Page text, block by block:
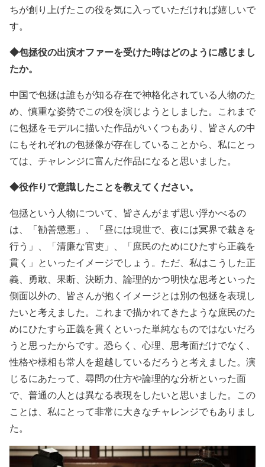
ちが創り上げたこの役を気に入っていただければ嬉しいで
す。
◆包拯役の出演オファーを受けた時はどのように感じまし
たか。
中国で包拯は誰もが知る存在で神格化されている人物のた
め、慎重な姿勢でこの役を演じようとしました。これまで
に包拯をモデルに描いた作品がいくつもあり、皆さんの中
にもそれぞれの包拯像が存在していることから、私にとっ
ては、チャレンジに富んだ作品になると思いました。
◆役作りで意識したことを教えてください。
包拯という人物について、皆さんがまず思い浮かべるの
は、「勧善懲悪」、「昼には現世で、夜には冥界で裁きを
行う」、「清廉な官吏」、「庶民のためにひたすら正義を
貫く」といったイメージでしょう。ただ、私はこうした正
義、勇敢、果断、決断力、論理的かつ明快な思考といった
側面以外の、皆さんが抱くイメージとは別の包拯を表現し
たいと考えました。これまで描かれてきたような庶民のた
めにひたすら正義を貫くといった単純なものではないだろ
うと思ったからです。恐らく、心理、思考面だけでなく、
性格や様相も常人を超越しているだろうと考えました。演
じるにあたって、尋問の仕方や論理的な分析といった面
で、普通の人とは異なる表現をしたいと思いました。この
ことは、私にとって非常に大きなチャレンジでもありまし
た。